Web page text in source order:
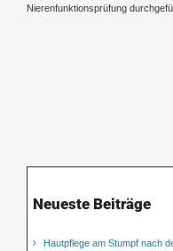
Nierenfunktionsprüfung
Neueste Beiträge
Hautpflege am Stumpf nach